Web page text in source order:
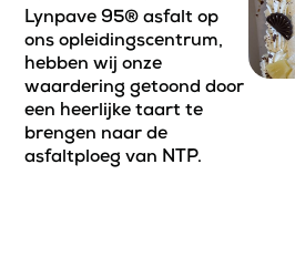
Lynpave 95® asfalt op
ons opleidingscentrum,
hebben wij onze
waardering getoond door
een heerlijke taart te
brengen naar de
asfaltploeg van NTP.